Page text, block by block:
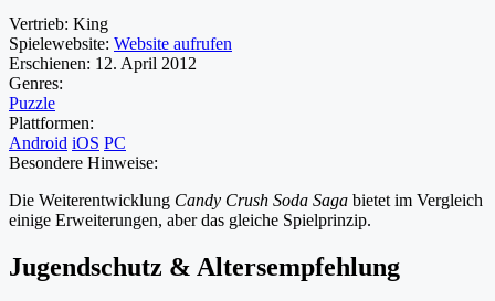
Vertrieb: King
Spielewebsite: Website aufrufen
Erschienen: 12. April 2012
Genres:
Puzzle
Plattformen:
Android iOS PC
Besondere Hinweise:
Die Weiterentwicklung Candy Crush Soda Saga bietet im Vergleich
einige Erweiterungen, aber das gleiche Spielprinzip.
Jugendschutz & Altersempfehlung